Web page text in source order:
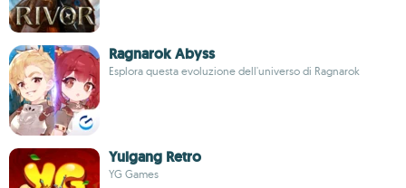
Ragnarok Abyss
Esplora questa evoluzione dell'universo di Ragnarok
Yulgang Retro
YG Games